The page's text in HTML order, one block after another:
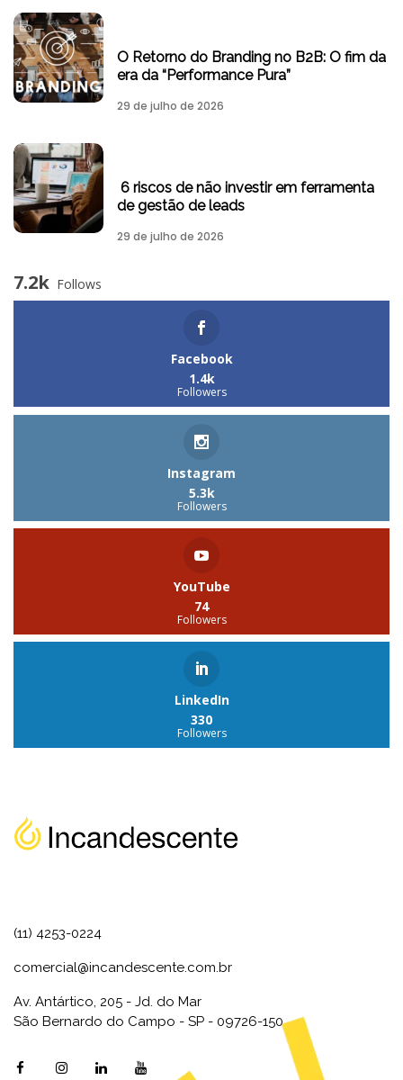
O Retorno do Branding no B2B: O fim da
era da “Performance Pura”
29 de julho de 2026
6 riscos de não investir em ferramenta
de gestão de leads
29 de julho de 2026
7.2k Follows
Facebook
1.4k
Followers
Instagram
5.3k
Followers
YouTube
74
Followers
LinkedIn
330
Followers
(11) 4253-0224
comercial@incandescente.com.br
Av. Antártico, 205 - Jd. do Mar
São Bernardo do Campo - SP - 09726-150